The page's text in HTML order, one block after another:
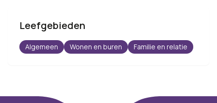
Leefgebieden
Algemeen Wonen en buren Familie en relatie